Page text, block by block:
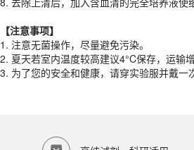
夏天若室内温度较高建议4°C保存，运输
3.为了您的安全和健康，请穿实验服并戴一
产品规格
货期
1-2天
规格
100ml
【注意事项】
1. 注意无菌操作，尽量避免污染。
2. 夏天若室内温度较高建议4°C保存，运输
3. 为了您的安全和健康，请穿实验服并戴一